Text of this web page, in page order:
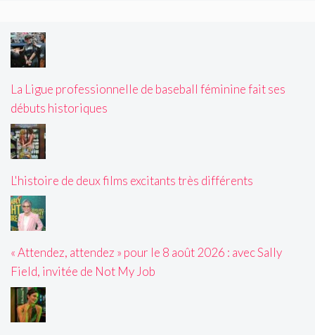
La Ligue professionnelle de baseball féminine fait ses
débuts historiques
L'histoire de deux films excitants très différents
« Attendez, attendez » pour le 8 août 2026 : avec Sally
Field, invitée de Not My Job